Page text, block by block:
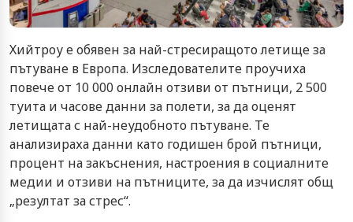
Хийтроу е обявен за най-стресиращото летище за
пътуване в Европа. Изследователите проучиха
повече от 10 000 онлайн отзиви от пътници, 2 500
туита и часове данни за полети, за да оценят
летищата с най-неудобното пътуване. Те
анализираха данни като годишен брой пътници,
процент на закъснения, настроения в социалните
медии и отзиви на пътниците, за да изчислят общ
„резултат за стрес“.